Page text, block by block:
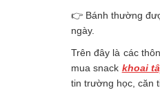
👉 Bánh thường
ngày.
Trên đây là các
mua snack khoai
tin trường học, căn